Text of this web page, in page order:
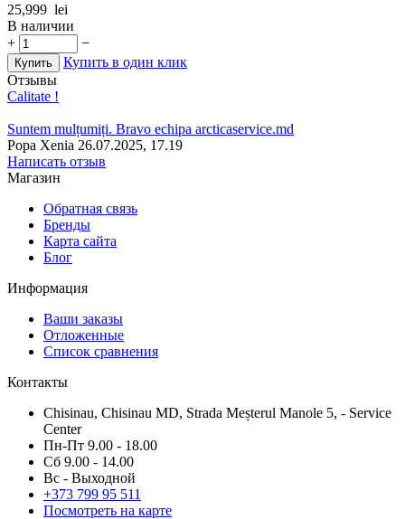
25,999 lei
В наличии
+
−
Купить
Купить в один клик
Отзывы
Calitate !
Suntem mulțumiți. Bravo echipa arcticaservice.md
Popa Xenia 26.07.2025, 17.19
Написать отзыв
Магазин
Обратная связь
Бренды
Карта сайта
Блог
Информация
Ваши заказы
Отложенные
Список сравнения
Контакты
Chisinau, Chisinau MD, Strada Meșterul Manole 5, - Service
Center
Пн-Пт 9.00 - 18.00
Сб 9.00 - 14.00
Вс - Выходной
+373 799 95 511
Посмотреть на карте